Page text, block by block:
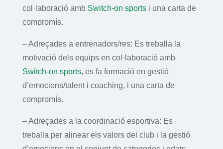
col·laboració amb Switch-on sportsi una carta de
compromís.
– Adreçades a entrenadors/res: Es treballa la
motivació dels equips en col·laboració amb
Switch-on sports, es fa formació en gestió
d’emocions/talent i coaching, i una carta de
compromís.
– Adreçades a la coordinació esportiva: Es
treballa per alinear els valors del club i la gestió